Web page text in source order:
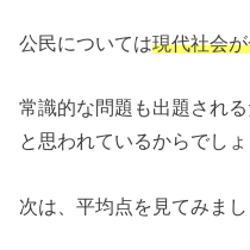
公民については現代社会
常識的な問題も出題され
と思われているからでしょ
次は、平均点を見てみまし